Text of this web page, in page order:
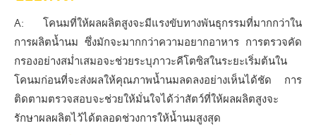
A: โคนมที่ให้ผลผลิตสูงจะมีแรงขับทางพันธุกรรมที่มากกว่าใน
การผลิตน้ำนม ซึ่งมักจะมากกว่าความอยากอาหาร การตรวจคัด
กรองอย่างสม่ำเสมอจะช่วยระบุภาวะคีโตซิสในระยะเริ่มต้นใน
โคนมก่อนที่จะส่งผลให้คุณภาพน้ำนมลดลงอย่างเห็นได้ชัด การ
ติดตามตรวจสอบจะช่วยให้มั่นใจได้ว่าสัตว์ที่ให้ผลผลิตสูงจะ
รักษาผลผลิตไว้ได้ตลอดช่วงการให้น้ำนมสูงสุด